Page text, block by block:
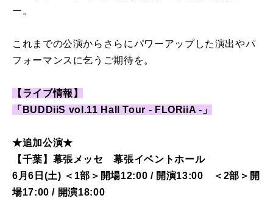
ー。
これまでの公演からさらにパワーアップした演出やパ
フォーマンスに乞うご期待を。
【ライブ情報】
「BUDDiiS vol.11 Hall Tour - FLORiiA -」
★追加公演★
【千葉】幕張メッセ 幕張イベントホール
6月6日(土) ＜1部＞開場12:00 / 開演13:00 ＜2部＞開
場17:00 / 開演18:00